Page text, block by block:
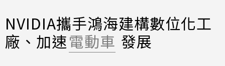
NVIDIA攜手鴻海建構數位化工
廠、加速電動車 發展